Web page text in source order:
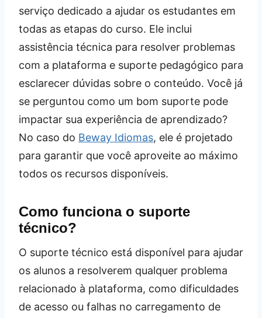
serviço dedicado a ajudar os estudantes em
todas as etapas do curso. Ele inclui
assistência técnica para resolver problemas
com a plataforma e suporte pedagógico para
esclarecer dúvidas sobre o conteúdo. Você já
se perguntou como um bom suporte pode
impactar sua experiência de aprendizado?
No caso do Beway Idiomas, ele é projetado
para garantir que você aproveite ao máximo
todos os recursos disponíveis.
Como funciona o suporte
técnico?
O suporte técnico está disponível para ajudar
os alunos a resolverem qualquer problema
relacionado à plataforma, como dificuldades
de acesso ou falhas no carregamento de